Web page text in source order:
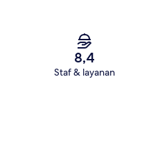
8,4
Staf & layanan